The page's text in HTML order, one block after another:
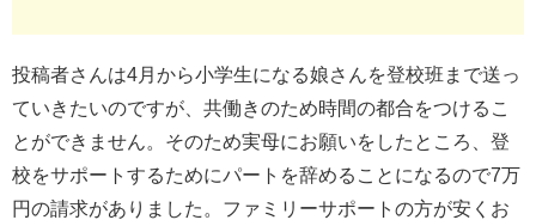
投稿者さんは4月から小学生になる娘さんを登校班まで送っ
ていきたいのですが、共働きのため時間の都合をつけるこ
とができません。そのため実母にお願いをしたところ、登
校をサポートするためにパートを辞めることになるので7万
円の請求がありました。ファミリーサポートの方が安くお